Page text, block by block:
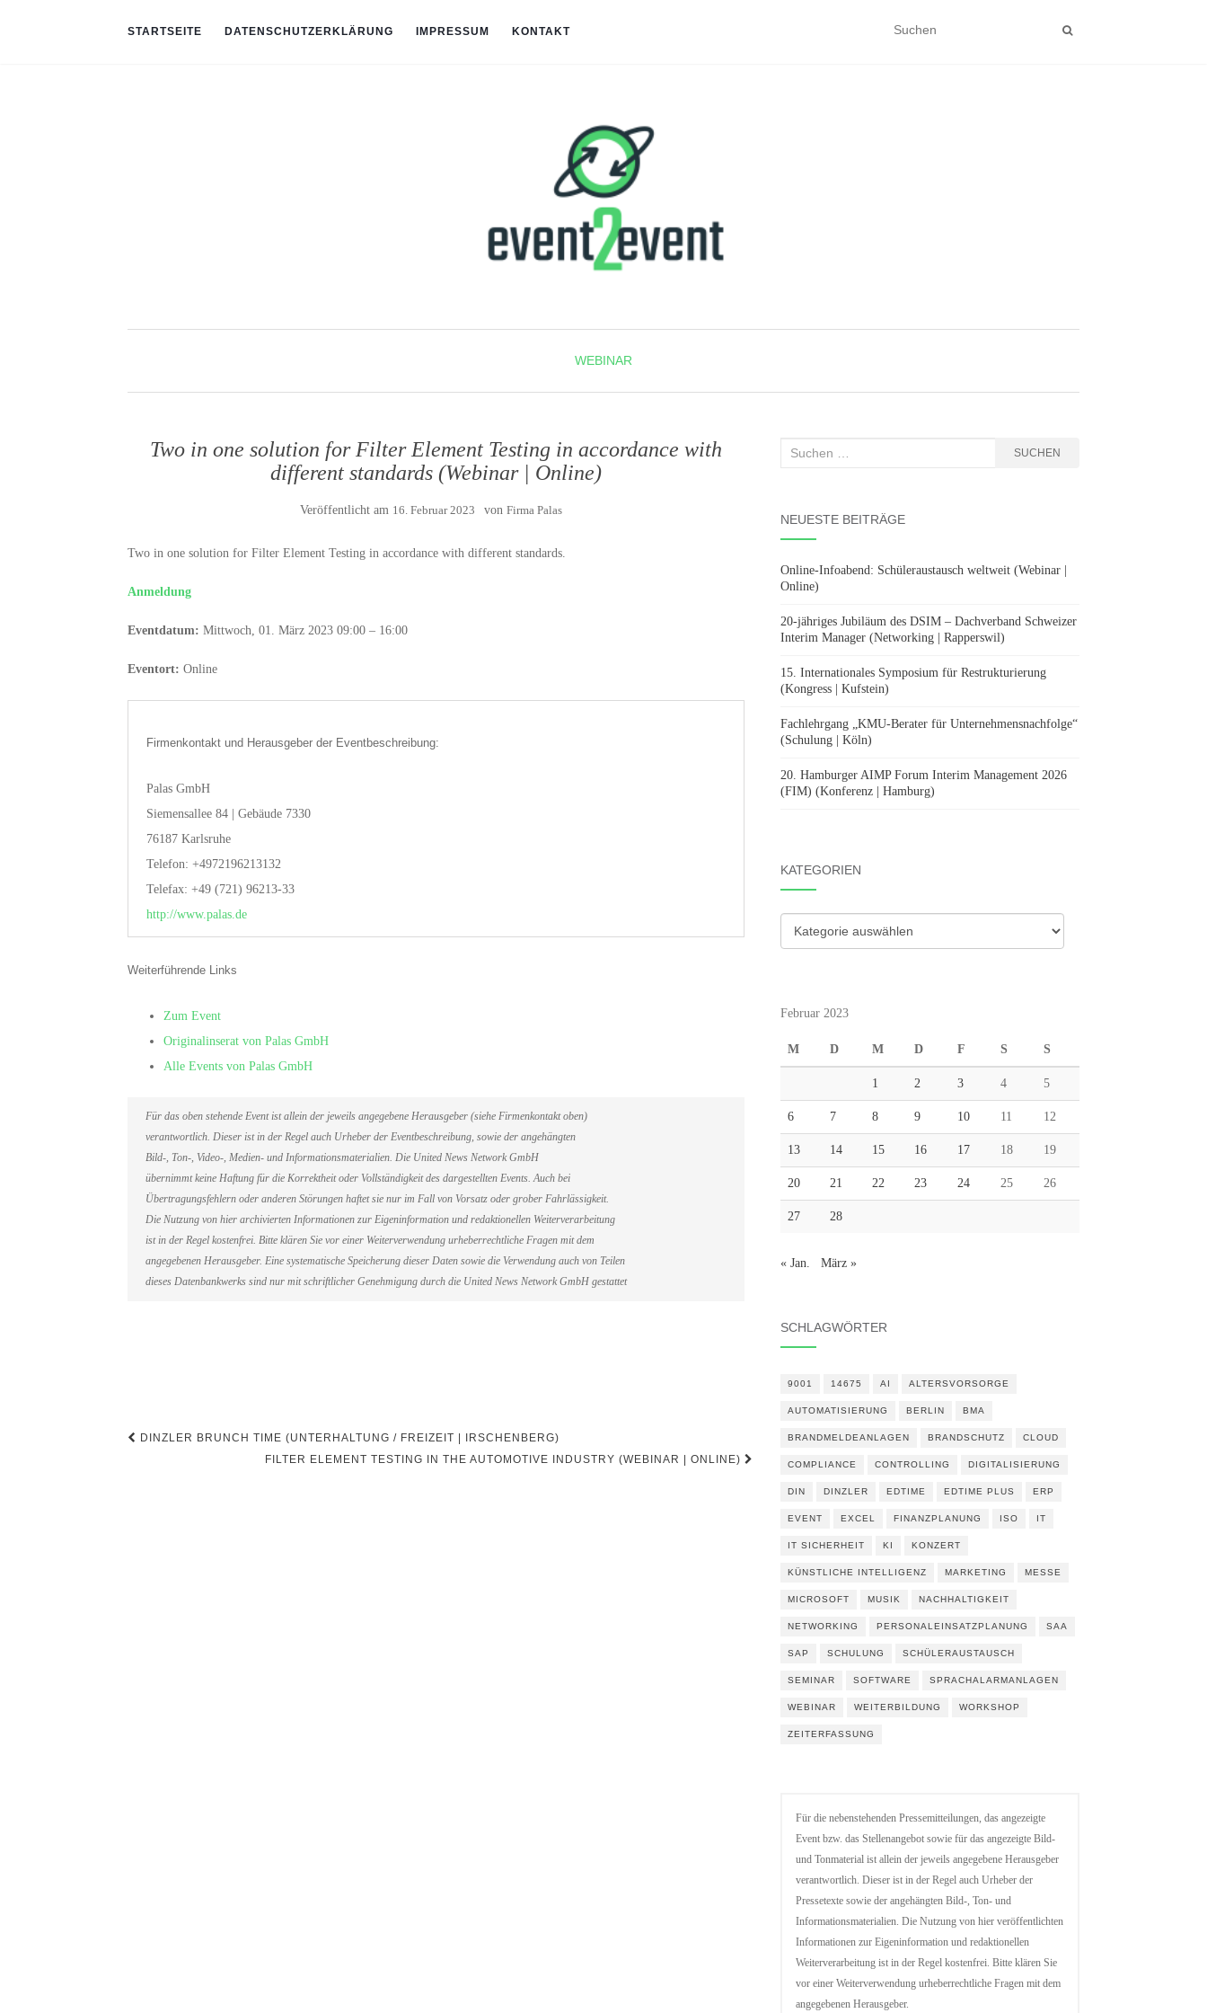
STARTSEITE DATENSCHUTZERKLÄRUNG IMPRESSUM KONTAKT
WEBINAR
Two in one solution for Filter Element Testing in accordance with
different standards (Webinar | Online)
Veröffentlicht am 16. Februar 2023 vonFirma Palas
Two in one solution for Filter Element Testing in accordance with different standards.
Anmeldung
Eventdatum: Mittwoch, 01. März 2023 09:00 – 16:00
Eventort: Online
Firmenkontakt und Herausgeber der Eventbeschreibung:
Palas GmbH
Siemensallee 84 | Gebäude 7330
76187 Karlsruhe
Telefon: +4972196213132
Telefax: +49 (721) 96213-33
http://www.palas.de
Weiterführende Links
Zum Event
Originalinserat von Palas GmbH
Alle Events von Palas GmbH
Für das oben stehende Event ist allein der jeweils angegebene Herausgeber (siehe Firmenkontakt oben)
verantwortlich. Dieser ist in der Regel auch Urheber der Eventbeschreibung, sowie der angehängten
Bild-, Ton-, Video-, Medien- und Informationsmaterialien. Die United News Network GmbH
übernimmt keine Haftung für die Korrektheit oder Vollständigkeit des dargestellten Events. Auch bei
Übertragungsfehlern oder anderen Störungen haftet sie nur im Fall von Vorsatz oder grober Fahrlässigkeit.
Die Nutzung von hier archivierten Informationen zur Eigeninformation und redaktionellen Weiterverarbeitung
ist in der Regel kostenfrei. Bitte klären Sie vor einer Weiterverwendung urheberrechtliche Fragen mit dem
angegebenen Herausgeber. Eine systematische Speicherung dieser Daten sowie die Verwendung auch von Teilen
dieses Datenbankwerks sind nur mit schriftlicher Genehmigung durch die United News Network GmbH gestattet
Beitragsnavigation
DINZLER BRUNCH TIME (UNTERHALTUNG / FREIZEIT | IRSCHENBERG)
FILTER ELEMENT TESTING IN THE AUTOMOTIVE INDUSTRY (WEBINAR | ONLINE)
Suchen
SUCHEN
NEUESTE BEITRÄGE
Online-Infoabend: Schüleraustausch weltweit (Webinar |
Online)
20-jähriges Jubiläum des DSIM – Dachverband Schweizer
Interim Manager (Networking | Rapperswil)
15. Internationales Symposium für Restrukturierung
(Kongress | Kufstein)
Fachlehrgang „KMU-Berater für Unternehmensnachfolge“
(Schulung | Köln)
20. Hamburger AIMP Forum Interim Management 2026
(FIM) (Konferenz | Hamburg)
KATEGORIEN
Kategorien
Februar 2023
M D M D F S S
1 2 3 4 5
6 7 8 9 10 11 12
13 14 15 16 17 18 19
20 21 22 23 24 25 26
27 28
« Jan. März »
SCHLAGWÖRTER
9001 14675 AI ALTERSVORSORGE
AUTOMATISIERUNG BERLIN BMA
BRANDMELDEANLAGEN BRANDSCHUTZ CLOUD
COMPLIANCE CONTROLLING DIGITALISIERUNG
DIN DINZLER EDTIME EDTIME PLUS ERP
EVENT EXCEL FINANZPLANUNG ISO IT
IT SICHERHEIT KI KONZERT
KÜNSTLICHE INTELLIGENZ MARKETING MESSE
MICROSOFT MUSIK NACHHALTIGKEIT
NETWORKING PERSONALEINSATZPLANUNG SAA
SAP SCHULUNG SCHÜLERAUSTAUSCH
SEMINAR SOFTWARE SPRACHALARMANLAGEN
WEBINAR WEITERBILDUNG WORKSHOP
ZEITERFASSUNG
Für die nebenstehenden Pressemitteilungen, das angezeigte
Event bzw. das Stellenangebot sowie für das angezeigte Bild-
und Tonmaterial ist allein der jeweils angegebene Herausgeber
verantwortlich. Dieser ist in der Regel auch Urheber der
Pressetexte sowie der angehängten Bild-, Ton- und
Informationsmaterialien. Die Nutzung von hier veröffentlichten
Informationen zur Eigeninformation und redaktionellen
Weiterverarbeitung ist in der Regel kostenfrei. Bitte klären Sie
vor einer Weiterverwendung urheberrechtliche Fragen mit dem
angegebenen Herausgeber.